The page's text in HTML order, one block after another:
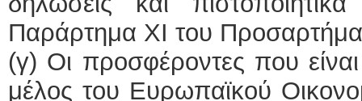
Παράρτημα XI του
(γ) Οι προσφέροντες που
μέλος του Ευρωπαϊκού